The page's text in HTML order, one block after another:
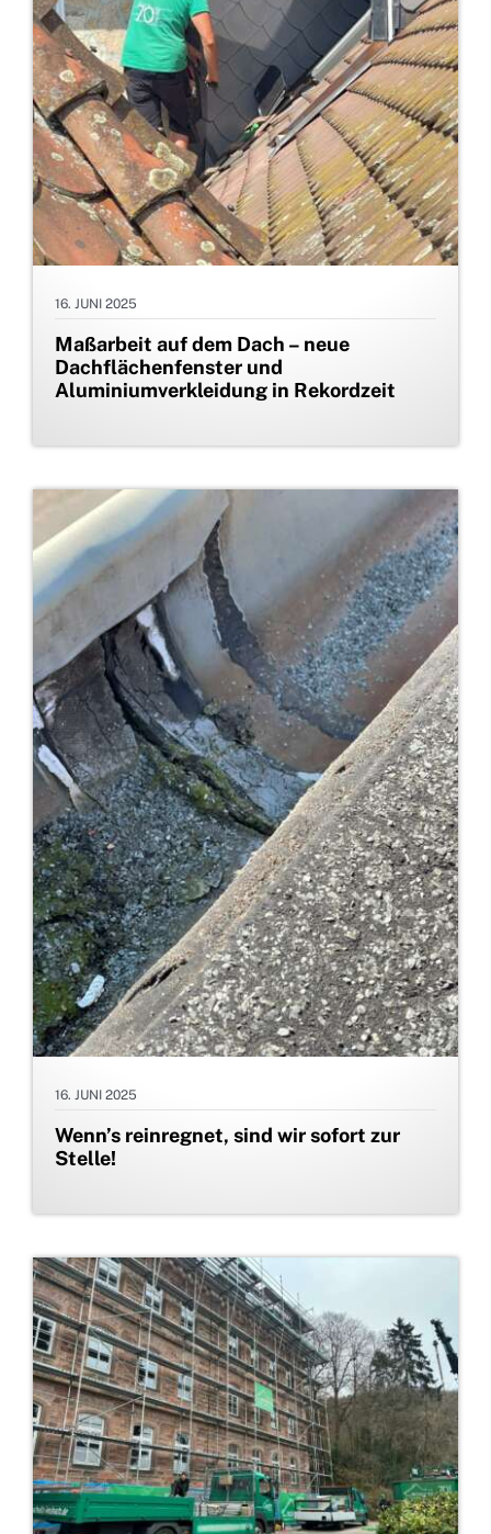
16. JUNI 2025
Maßarbeit auf dem Dach – neue
Dachflächenfenster und
Aluminiumverkleidung in Rekordzeit
16. JUNI 2025
Wenn’s reinregnet, sind wir sofort zur
Stelle!